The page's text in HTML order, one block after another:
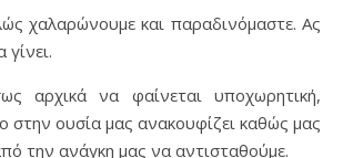
χαλαρώνουμε και παραδινόμαστε. Ας
γίνει.
αρχικά να φαίνεται υποχωρητική,
στην ουσία μας ανακουφίζει καθώς μας
την ανάγκη μας να αντισταθούμε.